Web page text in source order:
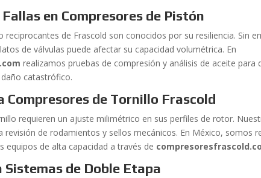
en Compresores de Pistón
reciprocantes de Frascold son conocidos por su resiliencia. Sin
de válvulas puede afectar su capacidad volumétrica. En
realizamos pruebas de compresión y análisis de aceite para
catastrófico.
Compresores de Tornillo Frascold
requieren un ajuste milimétrico en sus perfiles de rotor.
revisión de rodamientos y sellos mecánicos. En México, somos
equipos de alta capacidad a través de
Sistemas de Doble Etapa